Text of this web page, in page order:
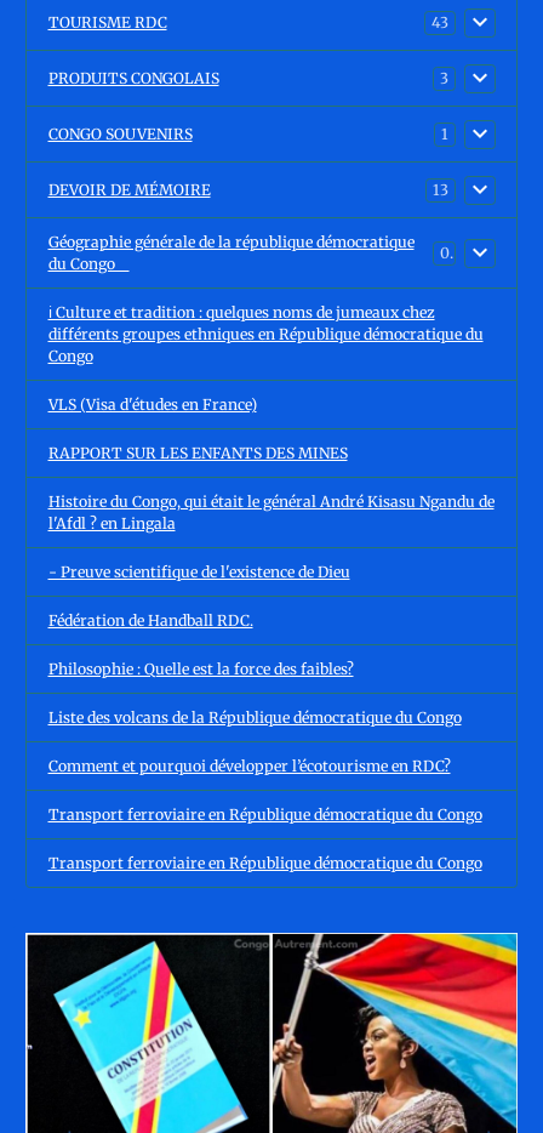
TOURISME RDC 43
PRODUITS CONGOLAIS 3
CONGO SOUVENIRS 1
DEVOIR DE MÉMOIRE 13
Géographie générale de la république démocratique
du Congo
0
ℹ️ Culture et tradition : quelques noms de jumeaux chez
différents groupes ethniques en République démocratique du
Congo
VLS (Visa d'études en France)
RAPPORT SUR LES ENFANTS DES MINES
Histoire du Congo, qui était le général André Kisasu Ngandu de
l'Afdl ? en Lingala
- Preuve scientifique de l'existence de Dieu
Fédération de Handball RDC.
Philosophie : Quelle est la force des faibles?
Liste des volcans de la République démocratique du Congo
Comment et pourquoi développer l’écotourisme en RDC?
Transport ferroviaire en République démocratique du Congo
Transport ferroviaire en République démocratique du Congo